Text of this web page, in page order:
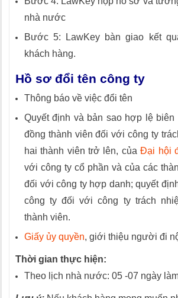
nhà nước
Bước 5: LawKey bàn giao kết
khách hàng.
Hồ sơ đổi tên công ty
Thông báo về việc đổi tên
Quyết định và bản sao hợp lệ biên
đồng thành viên đối với công ty
hai thành viên trở lên, củaĐại hội
với công ty cổ phần và của các
đối với công ty hợp danh; quyết
công ty đối với công ty trách
thành viên.
Giấy ủy quyền, giới thiệu người đi
Thời gian thực hiện:
Theo lịch nhà nước: 05 -07 ngày